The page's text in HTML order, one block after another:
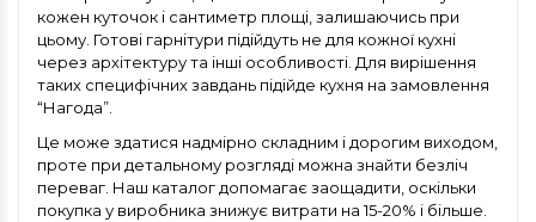
кожен куточок і сантиметр площі, залишаючись при
цьому. Готові гарнітури підійдуть не для кожної кухні
через архітектуру та інші особливості. Для вирішення
таких специфічних завдань підійде кухня на замовлення
“Нагода”.
Це може здатися надмірно складним і дорогим виходом,
проте при детальному розгляді можна знайти безліч
переваг. Наш каталог допомагає заощадити, оскільки
покупка у виробника знижує витрати на 15-20% і більше.